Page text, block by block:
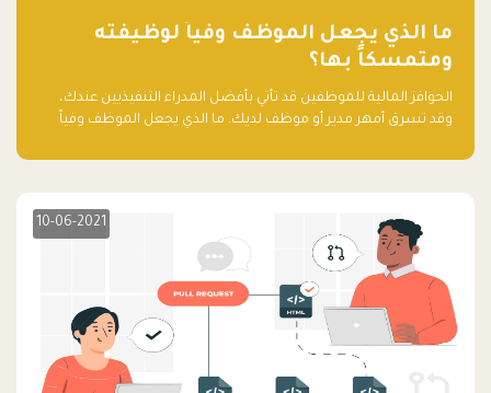
ما الذي يجعل الموظف وفياً لوظيفته
ومتمسكاً بها؟
الحوافز المالية للموظفين قد تأتي بأفضل المدراء التنفيذيين عندك،
وقد تسرق أمهر مدير أو موظف لديك. ما الذي يجعل الموظف وفياً
10-06-2021